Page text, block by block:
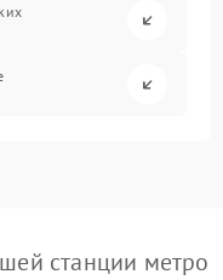
станции метро